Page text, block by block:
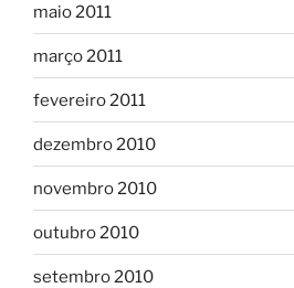
maio 2011
março 2011
fevereiro 2011
dezembro 2010
novembro 2010
outubro 2010
setembro 2010